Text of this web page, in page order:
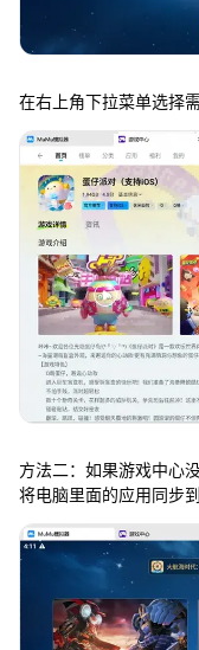
在右上角下拉菜单选择
方法二：如果游戏中心
将电脑里面的应用同步